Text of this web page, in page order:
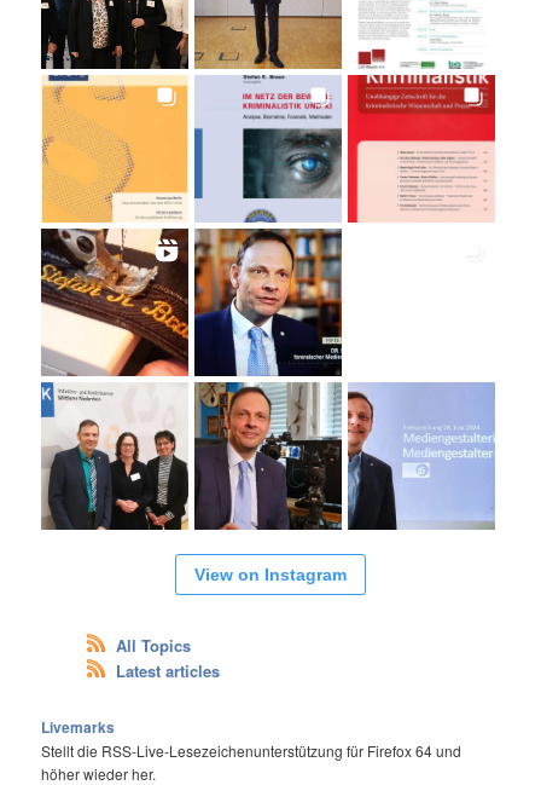
View on Instagram
All Topics
Latest articles
Livemarks
Stellt die RSS-Live-Lesezeichenunterstützung für Firefox 64 und
höher wieder her.